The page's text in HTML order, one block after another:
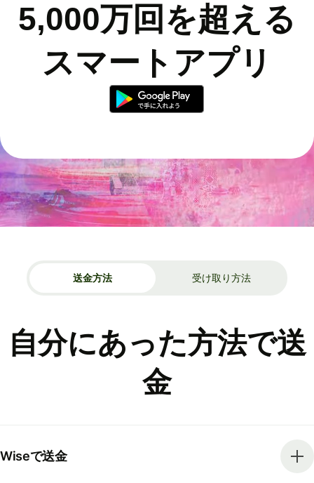
5,000万回を超える
スマートアプリ
送金方法 受け取り方法
自分にあった方法で送
金
Wiseで送金